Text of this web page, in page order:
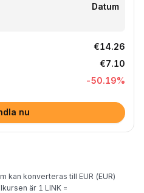
Datum
€14.26
€7.10
-50.19%
nu
kan konverteras till EUR (EUR)
är 1 LINK =